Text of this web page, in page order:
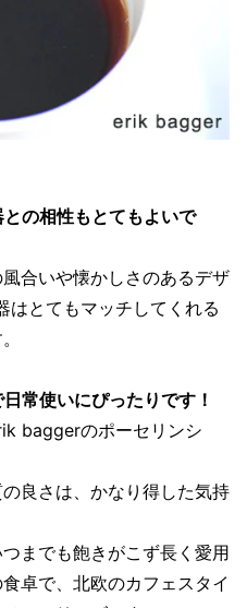
の相性もとてもよいで
合いや懐かしさのあるデザ
とてもマッチしてくれる
常使いにぴったりです！
baggerのポーセリンシ
良さは、かなり得した気持
までも飽きがこず長く愛用
卓で、北欧のカフェスタイ